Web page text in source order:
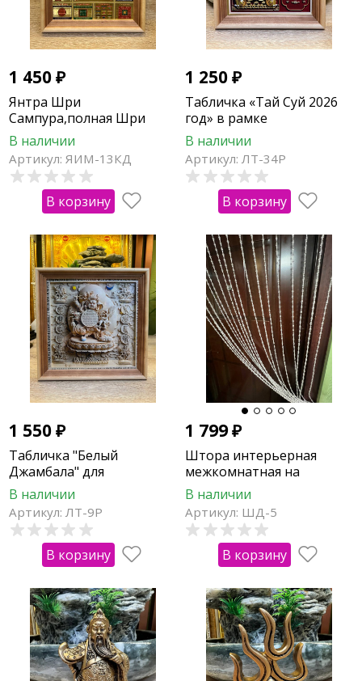
1 450₽
Янтра Шри
Сампура,полная Шри
Янтра - для удачи и
богатства в деревянной
рамке
В наличии
Артикул: ЯИМ-13КД
В корзину
1 250₽
Табличка «Тай Суй 2026
год» в рамке
В наличии
Артикул: ЛТ-34Р
В корзину
1 550₽
Табличка "Белый
Джамбала" для
привлечения богатства в
рамке
В наличии
Артикул: ЛТ-9Р
В корзину
1 799₽
Штора интерьерная
межкомнатная на
дверной проем из бусин
90х170см
В наличии
Артикул: ШД-5
В корзину